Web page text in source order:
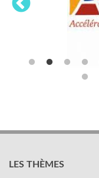
LES THÈMES